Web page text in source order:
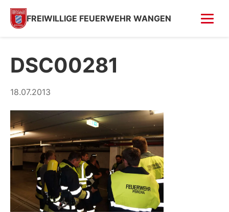
FREIWILLIGE FEUERWEHR WANGEN
Tag der offenen Tür
Fahrzeugsegnung 2004
Feuer in Villa (Kempfenhausen)
Moosbrand
GESCHICHTE
SPENDEN
DSC00281
18.07.2013